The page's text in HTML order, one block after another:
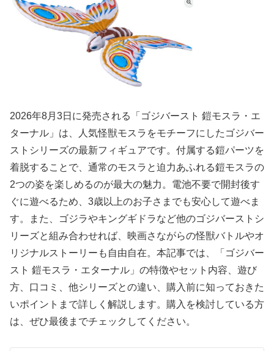
2026年8月3日に発売される「ゴジバースト 鎧モスラ・エ
ターナル」は、人気怪獣モスラをモチーフにしたゴジバー
ストシリーズの最新フィギュアです。付属する鎧パーツを
着脱することで、通常のモスラと迫力あふれる鎧モスラの
2つの姿を楽しめるのが最大の魅力。電池不要で開封後す
ぐに遊べるため、3歳以上のお子さまでも安心して遊べま
す。また、ゴジラやキングギドラなど他のゴジバーストシ
リーズと組み合わせれば、映画さながらの怪獣バトルやオ
リジナルストーリーも自由自在。本記事では、「ゴジバー
スト 鎧モスラ・エターナル」の特徴やセット内容、遊び
方、口コミ、他シリーズとの違い、購入前に知っておきた
いポイントまで詳しく解説します。購入を検討している方
は、ぜひ最後までチェックしてください。